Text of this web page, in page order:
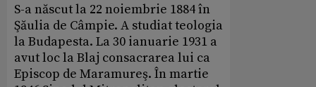
S-a născut la 22 noiembrie 1884 în
Şăulia de Câmpie. A studiat teologia
la Budapesta. La 30 ianuarie 1931 a
avut loc la Blaj consacrarea lui ca
Episcop de Maramureş. În martie